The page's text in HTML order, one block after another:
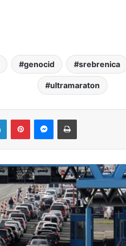
genocid srebrenica
ultramaraton